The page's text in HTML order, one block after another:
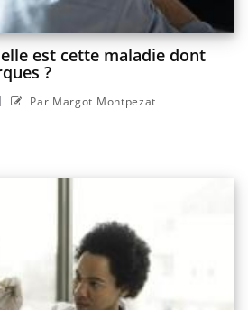
est cette maladie dont
?
| Par Margot Montpezat